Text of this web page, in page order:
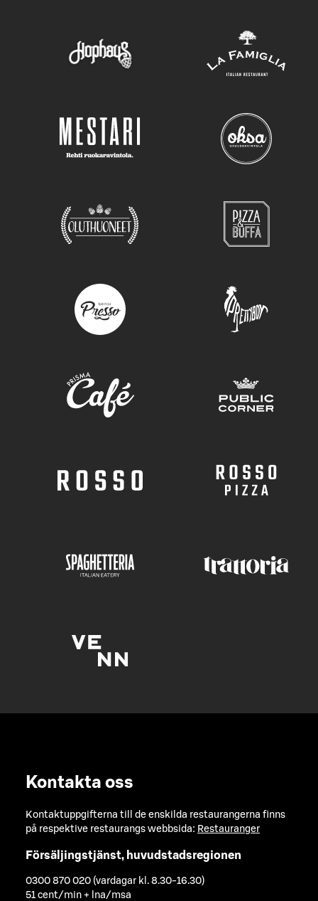
Kontakta oss
Kontaktuppgifterna till de enskilda restaurangerna finns
på respektive restaurangs webbsida: Restauranger
Försäljingstjänst, huvudstadsregionen
0300 870 020 (vardagar kl. 8.30-16.30)
51 cent/min + lna/msa